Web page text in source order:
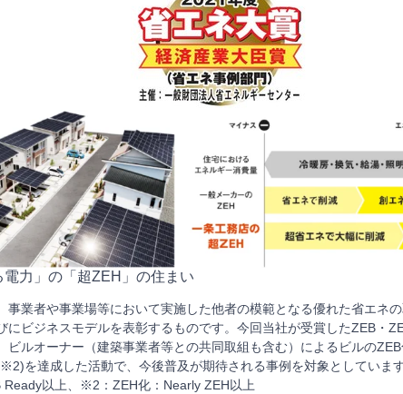
電力」の「超ZEH」の住まい
事業者や事業場等において実施した他者の模範となる優れた省エネ
にビジネスモデルを表彰するものです。今回当社が受賞したZEB・
ビルオーナー（建築事業者等との共同取組も含む）によるビルの
を達成した活動で、今後普及が期待される事例を対象としています
以上、※2：ZEH化：Nearly ZEH以上